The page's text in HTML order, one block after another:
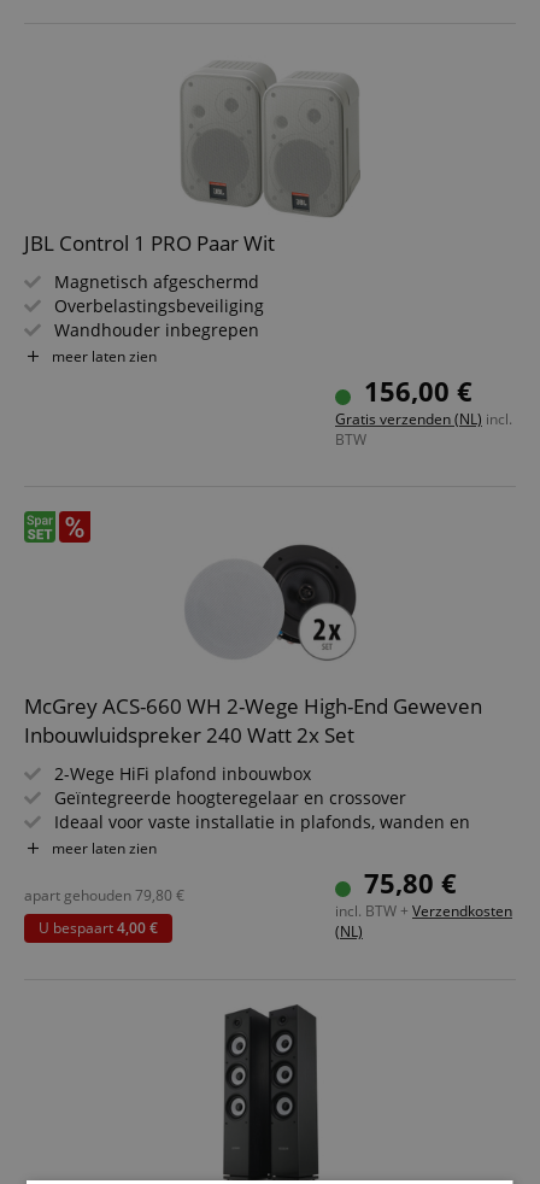
JBL Control 1 PRO Paar Wit
Magnetisch afgeschermd
Overbelastingsbeveiliging
Wandhouder inbegrepen
Luidsprekers: 5,25" woofer, 0,75" tweeter
meer laten zien
156,00 €
Gratis verzenden (NL) incl.
BTW
McGrey ACS-660 WH 2-Wege High-End Geweven
Inbouwluidspreker 240 Watt 2x Set
2-Wege HiFi plafond inbouwbox
Geïntegreerde hoogteregelaar en crossover
Ideaal voor vaste installatie in plafonds, wanden en
voertuigen
Vermogen: 60/120/240 Watt (RMS/muziekvermogen/piek)
6,5" (165 mm) geweven woofer, 0,75" (20 mm) zijden
koepel tweeter
meer laten zien
75,80 €
incl. BTW + Verzendkosten
(NL)
apart gehouden79,80 €
U bespaart4,00 €